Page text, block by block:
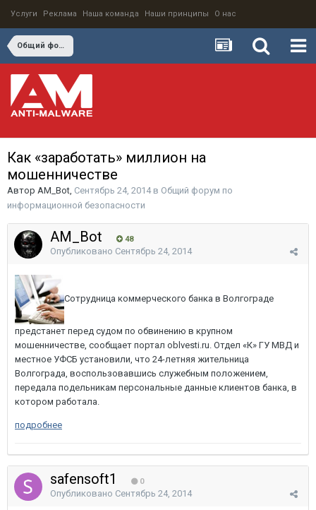
Услуги Реклама Наша команда Наши принципы О нас
Общий форум по информационной безопасности
Как «заработать» миллион на
мошенничестве
Автор AM_Bot, Сентябрь 24, 2014в Общий форум по
информационной безопасности
AM_Bot 48
Опубликовано Сентябрь 24, 2014
Сотрудница коммерческого банка в Волгограде
предстанет перед судом по обвинению в крупном
мошенничестве, сообщает портал oblvesti.ru. Отдел «К» ГУ МВД и
местное УФСБ установили, что 24-летняя жительница
Волгограда, воспользовавшись служебным положением,
передала подельникам персональные данные клиентов банка, в
котором работала.
подробнее
safensoft1 0
Опубликовано Сентябрь 24, 2014